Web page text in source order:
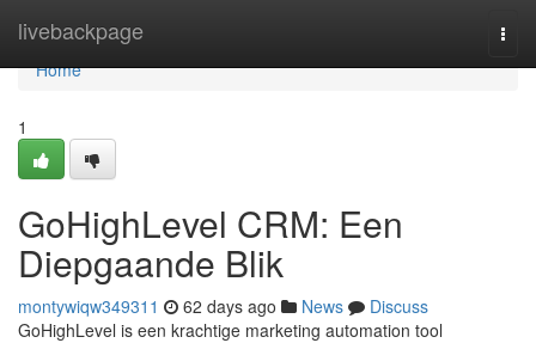
livebackpage
Home
Home
1
GoHighLevel CRM: Een
Diepgaande Blik
montywiqw349311 62 days ago News
Discuss
GoHighLevel is een krachtige marketing automation tool